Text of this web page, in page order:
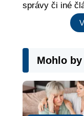
správy či iné
Mohlo